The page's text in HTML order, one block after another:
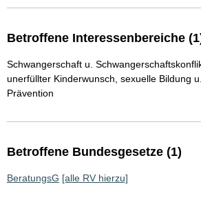
Betroffene Interessenbereiche
Schwangerschaft u.
unerfüllter Kinderwunsch, sexuelle Bildung
Prävention
Betroffene Bundesgesetze (1)
BeratungsG [alle RV hierzu]